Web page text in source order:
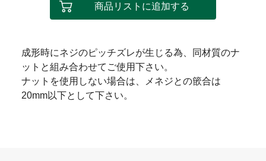
商品リストに追加する
成形時にネジのピッチズレが生じる為、同材質のナ
ットと組み合わせてご使用下さい。
ナットを使用しない場合は、メネジとの篏合は
20mm以下として下さい。